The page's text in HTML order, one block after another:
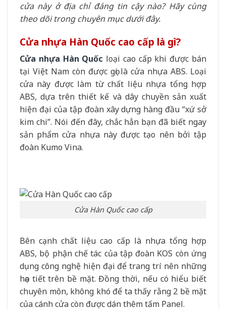
cửa này ở địa chỉ đáng tin cậy nào? Hãy cùng
theo dõi trong chuyên mục dưới đây.
Cửa nhựa Hàn Quốc cao cấp là gì?
Cửa nhựa Hàn Quốc loại cao cấp khi được bán
tại Việt Nam còn được gọi là cửa nhựa ABS. Loại
cửa này được làm từ chất liệu nhựa tổng hợp
ABS, dựa trên thiết kế và dây chuyền sản xuất
hiện đại của tập đoàn xây dựng hàng đầu “xứ sở
kim chi”. Nói đến đây, chắc hẳn bạn đã biết ngay
sản phẩm cửa nhựa này được tạo nên bởi tập
đoàn Kumo Vina.
Cửa Hàn Quốc cao cấp
Bên cạnh chất liệu cao cấp là nhựa tổng hợp
ABS, bộ phận chế tác của tập đoàn KOS còn ứng
dụng công nghệ hiện đại để trang trí nên những
họa tiết trên bề mặt. Đồng thời, nếu có hiểu biết
chuyên môn, không khó để ta thấy rằng 2 bề mặt
của cánh cửa còn được dán thêm tấm Panel.